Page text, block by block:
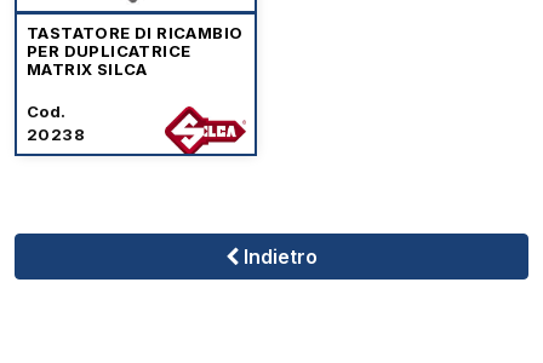
Indietro
TASTATORE DI RICAMBIO
PER DUPLICATRICE
MATRIX SILCA
Cod.
20238